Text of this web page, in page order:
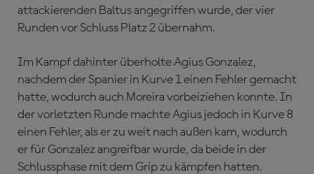
attackierenden Baltus angegriffen wurde, der vier
Runden vor Schluss Platz 2 übernahm.
Im Kampf dahinter überholte Agius Gonzalez,
nachdem der Spanier in Kurve 1 einen Fehler gemacht
hatte, wodurch auch Moreira vorbeiziehen konnte. In
der vorletzten Runde machte Agius jedoch in Kurve 8
einen Fehler, als er zu weit nach außen kam, wodurch
er für Gonzalez angreifbar wurde, da beide in der
Schlussphase mit dem Grip zu kämpfen hatten.